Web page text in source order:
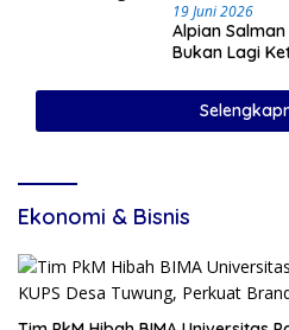
19 Juni 2026
Alpian
Bukan Lagi
Ekonomi & Bisnis